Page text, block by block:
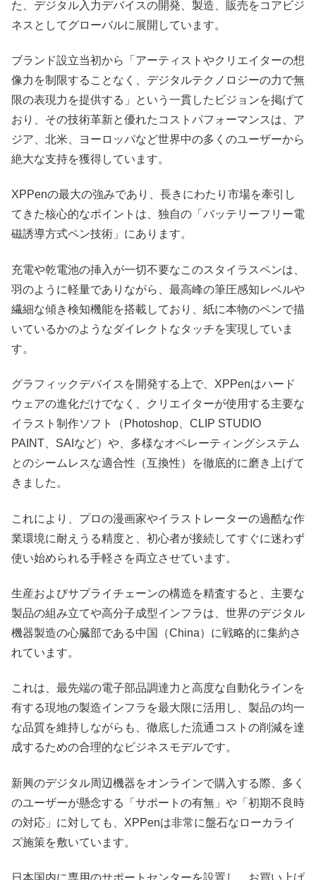
た、デジタル入力デバイスの開発、製造、販売をコアビジ
ネスとしてグローバルに展開しています。
ブランド設立当初から「アーティストやクリエイターの想
像力を制限することなく、デジタルテクノロジーの力で無
限の表現力を提供する」という一貫したビジョンを掲げて
おり、その技術革新と優れたコストパフォーマンスは、ア
ジア、北米、ヨーロッパなど世界中の多くのユーザーから
絶大な支持を獲得しています。
XPPenの最大の強みであり、長きにわたり市場を牽引し
てきた核心的なポイントは、独自の「バッテリーフリー電
磁誘導方式ペン技術」にあります。
充電や乾電池の挿入が一切不要なこのスタイラスペンは、
羽のように軽量でありながら、最高峰の筆圧感知レベルや
繊細な傾き検知機能を搭載しており、紙に本物のペンで描
いているかのようなダイレクトなタッチを実現していま
す。
グラフィックデバイスを開発する上で、XPPenはハード
ウェアの進化だけでなく、クリエイターが使用する主要な
イラスト制作ソフト（Photoshop、CLIP STUDIO
PAINT、SAIなど）や、多様なオペレーティングシステム
とのシームレスな適合性（互換性）を徹底的に磨き上げて
きました。
これにより、プロの漫画家やイラストレーターの過酷な作
業環境に耐えうる精度と、初心者が接続してすぐに迷わず
使い始められる手軽さを両立させています。
生産およびサプライチェーンの構造を精査すると、主要な
製品の組み立てや高分子成型インフラは、世界のデジタル
機器製造の心臓部である中国（China）に戦略的に集約さ
れています。
これは、最先端の電子部品調達力と高度な自動化ラインを
有する現地の製造インフラを最大限に活用し、製品の均一
な品質を維持しながらも、徹底した流通コストの削減を達
成するための合理的なビジネスモデルです。
新興のデジタル周辺機器をオンラインで購入する際、多く
のユーザーが懸念する「サポートの有無」や「初期不良時
の対応」に対しても、XPPenは非常に盤石なローカライ
ズ施策を敷いています。